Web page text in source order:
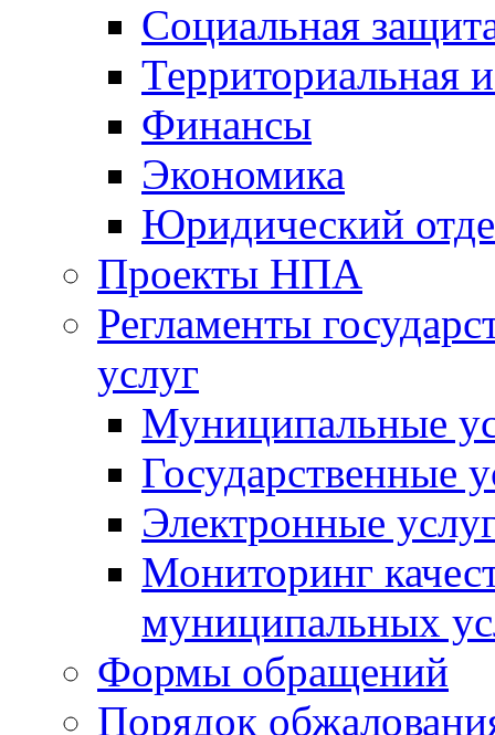
Социальная
Территориальная
Финансы
Экономика
Юридический
Проекты НПА
Регламенты
услуг
Муниципальные
Государственные
Электронные
Мониторинг
муниципальных
Формы обращений
Порядок